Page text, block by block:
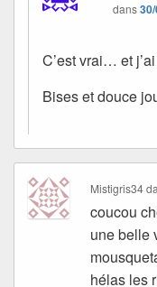
dans
C’est vrai… et
Bises et douce
Mistigris34
coucou
une belle
hélas les